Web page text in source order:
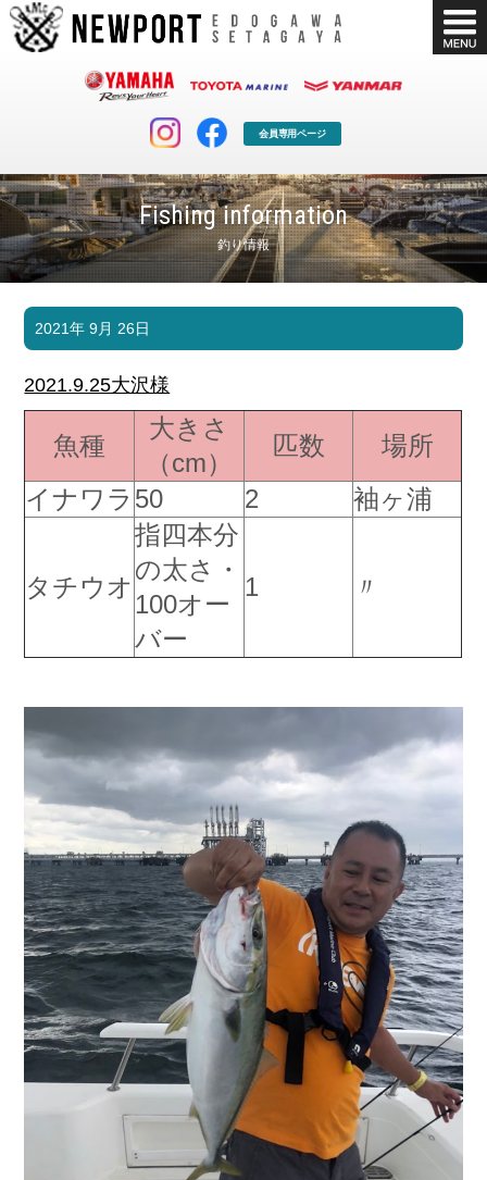
会員専用ページ
Fishing information
釣り情報
マリンクラブ
マリンライフを堪能したい！
ボート販売
ボート免許
長年の実績と信頼！
店舗情報 公式ブログ
お問い合わせ
Contact us
会社概要
採用情報
Recruit
リンク集
2021年 9月 26日
2021.9.25大沢様
魚種
大きさ
（cm）
匹数
場所
イナワラ 50 2 袖ヶ浦
タチウオ
指四本分
の太さ・
100オー
バー
1 〃